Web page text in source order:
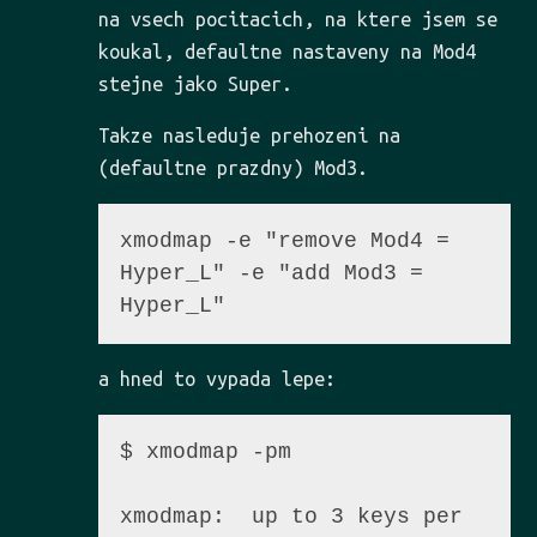
na vsech pocitacich, na ktere jsem se
koukal, defaultne nastaveny na Mod4
stejne jako Super.
Takze nasleduje prehozeni na
(defaultne prazdny) Mod3.
xmodmap -e "remove Mod4 =
Hyper_L" -e "add Mod3 =
a hned to vypada lepe:
$ xmodmap -pm
xmodmap:  up to 3 keys per